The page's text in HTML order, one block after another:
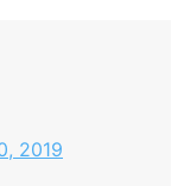
2019